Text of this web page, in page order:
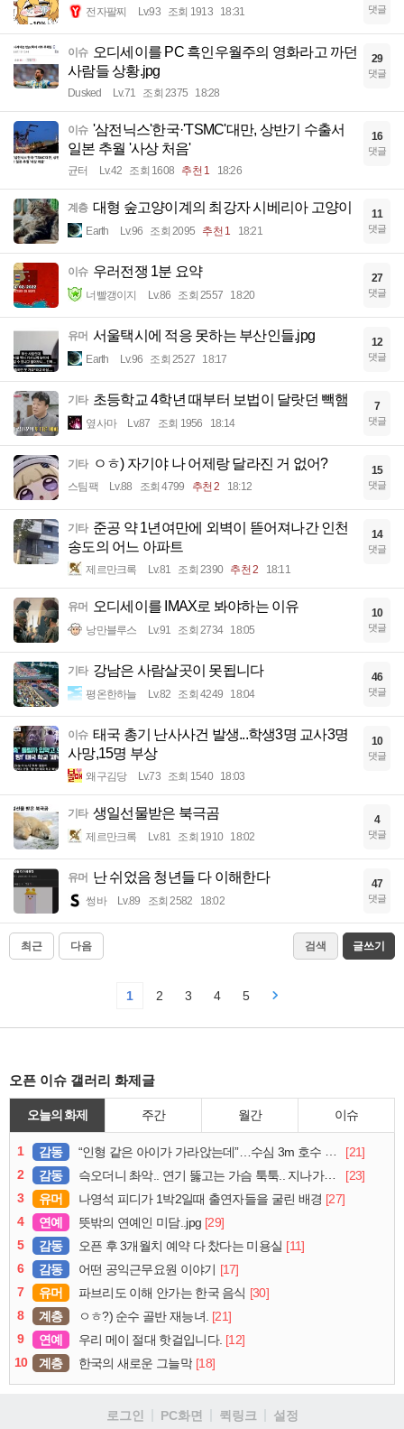
전자팔찌 Lv.93 조회 1913 18:31 댓글
이슈 오디세이를 PC 흑인우월주의 영화라고 까던
사람들 상황.jpg
Dusked Lv.71 조회 2375 18:28
29
댓글
이슈 '삼전닉스'한국·'TSMC'대만, 상반기 수출서
일본 추월 '사상 처음'
균터 Lv.42 조회 1608 추천 1 18:26
16
댓글
계층 대형 숲고양이계의 최강자 시베리아 고양이
Earth Lv.96 조회 2095 추천 1 18:21
11
댓글
이슈 우러전쟁 1분 요약
너빨갱이지 Lv.86 조회 2557 18:20
27
댓글
유머 서울택시에 적응 못하는 부산인들.jpg
Earth Lv.96 조회 2527 18:17
12
댓글
기타 초등학교 4학년 때부터 보법이 달랏던 빽햄
옆사마 Lv.87 조회 1956 18:14
7
댓글
기타 ㅇㅎ) 자기야 나 어제랑 달라진 거 없어?
스팀팩 Lv.88 조회 4799 추천 2 18:12
15
댓글
기타 준공 약 1년여만에 외벽이 뜯어져나간 인천
송도의 어느 아파트
제르만크록 Lv.81 조회 2390 추천 2 18:11
14
댓글
유머 오디세이를 IMAX로 봐야하는 이유
낭만블루스 Lv.91 조회 2734 18:05
10
댓글
기타 강남은 사람살곳이 못됩니다
평온한하늘 Lv.82 조회 4249 18:04
46
댓글
이슈 태국 총기 난사사건 발생...학생3명 교사3명
사망,15명 부상
왜구김당 Lv.73 조회 1540 18:03
10
댓글
기타 생일선물받은 북극곰
제르만크록 Lv.81 조회 1910 18:02
4
댓글
유머 난 쉬었음 청년들 다 이해한다
썽바 Lv.89 조회 2582 18:02
47
댓글
최근 다음 검색 글쓰기
1 2 3 4 5
오픈 이슈 갤러리 화제글
오늘의 화제 주간 월간 이슈
1 감동 “인형 같은 아이가 가라앉는데”…수심 3m 호수 뛰어든 60대 의인
[21]
2
감동 슥오더니 촤악.. 연기 뚫고는 가슴 툭툭.. 지나가던 아재의 정체
[23]
3
유머 나영석 피디가 1박2일때 출연자들을 굴린 배경 [27]
4
연예 뜻밖의 연예인 미담..jpg [29]
5
감동 오픈 후 3개월치 예약 다 찼다는 미용실 [11]
6
감동 어떤 공익근무요원 이야기 [17]
7
유머 파브리도 이해 안가는 한국 음식 [30]
8
계층 ㅇㅎ?) 순수 골반 재능녀. [21]
9
연예 우리 메이 절대 핫걸입니다. [12]
10
계층 한국의 새로운 그늘막 [18]
로그인 PC화면 퀵링크 설정